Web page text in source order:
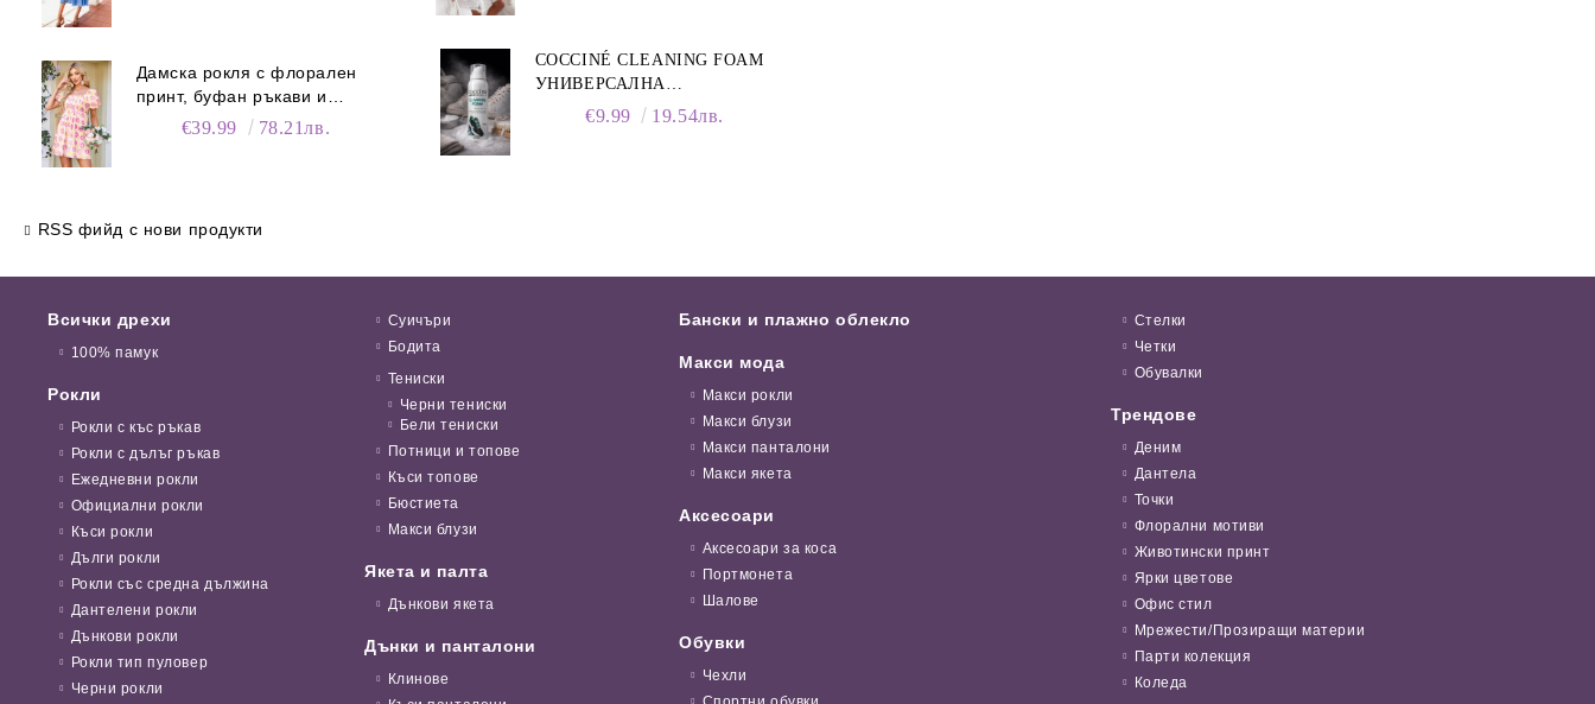
Дамска рокля с флорален
принт, буфан ръкави и
джобове€39.99 78.21лв.
RSS фийд с нови продукти
COCCINÉ CLEANING FOAM
УНИВЕРСАЛНА
ПОЧИСТВАЩА ПЯНА ЗА
€9.99 19.54лв.
Всички дрехи
100% памук
Рокли
Рокли с къс ръкав
Рокли с дълъг ръкав
Ежедневни рокли
Официални рокли
Къси рокли
Дълги рокли
Рокли със средна дължина
Дантелени рокли
Дънкови рокли
Рокли тип пуловер
Черни рокли
Суичъри
Бодита
Тениски
Черни тениски
Бели тениски
Потници и топове
Къси топове
Бюстиета
Макси блузи
Якета и палта
Дънкови якета
Дънки и панталони
Клинове
Бански и плажно облекло
Макси мода
Макси рокли
Макси блузи
Макси панталони
Макси якета
Аксесоари
Аксесоари за коса
Портмонета
Шалове
Обувки
Чехли
Стелки
Четки
Обувалки
Трендове
Деним
Дантела
Точки
Флорални мотиви
Животински принт
Ярки цветове
Офис стил
Мрежести/Прозиращи материи
Парти колекция
Коледа